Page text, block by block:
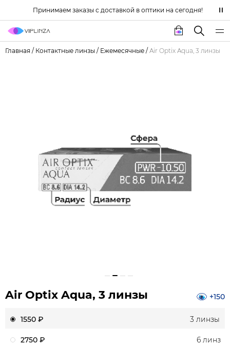
Принимаем заказы с доставкой в оптики на сегодня!
Главная / Контактные линзы / Ежемесячные / Air Optix Aqua, 3 линзы
+150
Air Optix Aqua, 3 линзы
1550 ₽ 3 линзы
2750 ₽ 6 линз